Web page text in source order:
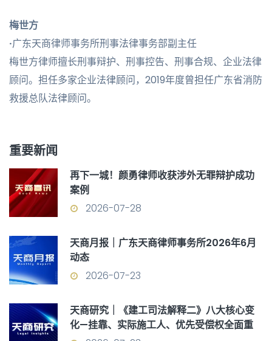
梅世方
·广东天商律师事务所刑事法律事务部副主任
梅世方律师擅长刑事辩护、刑事控告、刑事合规、企业法律
顾问。担任多家企业法律顾问，2019年度曾担任广东省消防
救援总队法律顾问。
重要新闻
再下一城！颜勇律师收获涉外无罪辩护成功
案例
2026-07-28
天商月报｜广东天商律师事务所2026年6月
动态
2026-07-23
天商研究｜《建工司法解释二》八大核心变
化—挂靠、实际施工人、优先受偿权全面重